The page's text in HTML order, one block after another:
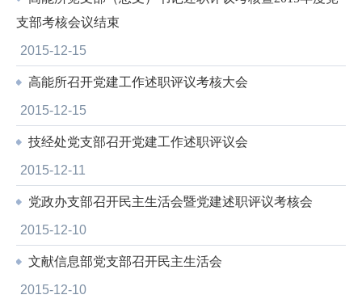
支部考核会议结束
2015-12-15
高能所召开党建工作述职评议考核大会
2015-12-15
技经处党支部召开党建工作述职评议会
2015-12-11
党政办支部召开民主生活会暨党建述职评议考核会
2015-12-10
文献信息部党支部召开民主生活会
2015-12-10